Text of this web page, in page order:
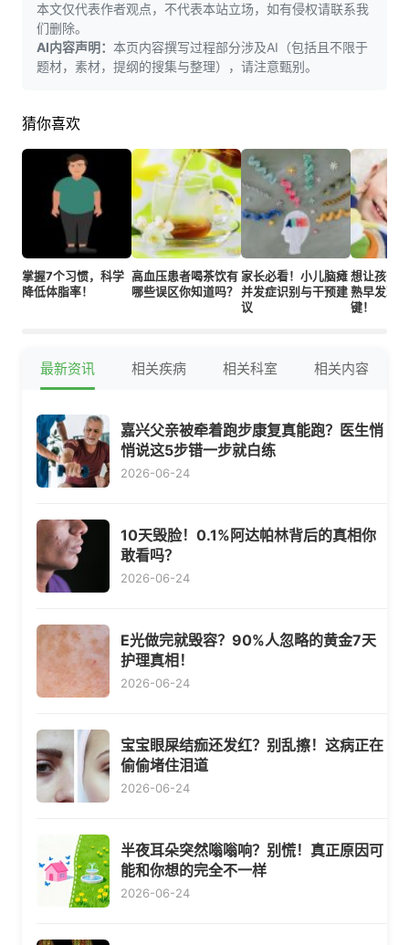
本文仅代表作者观点，不代表本站立场，如有侵权请联系我
们删除。
AI内容声明： 本页内容撰写过程部分涉及AI（包括且不限于
题材，素材，提纲的搜集与整理），请注意甄别。
猜你喜欢
掌握7个习惯，科学
降低体脂率！
高血压患者喝茶饮有
哪些误区你知道吗？
家长必看！小儿脑瘫
并发症识别与干预建
议
想让孩子
熟早发现
键！
最新资讯 相关疾病 相关科室 相关内容
嘉兴父亲被牵着跑步康复真能跑？医生悄
悄说这5步错一步就白练
2026-06-24
10天毁脸！0.1%阿达帕林背后的真相你
敢看吗？
2026-06-24
E光做完就毁容？90%人忽略的黄金7天
护理真相！
2026-06-24
宝宝眼屎结痂还发红？别乱擦！这病正在
偷偷堵住泪道
2026-06-24
半夜耳朵突然嗡嗡响？别慌！真正原因可
能和你想的完全不一样
2026-06-24